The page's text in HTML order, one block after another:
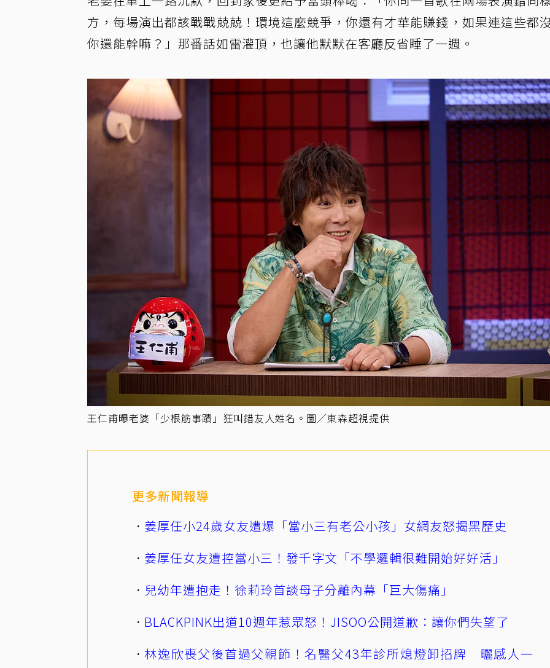
方，每場演出都該戰戰兢兢！環境這麼競爭，你還有才華能賺錢，如果連這些都
你還能幹嘛？」那番話如雷灌頂，也讓他默默在客廳反省睡了一週。
王仁甫曝老婆「少根筋事蹟」狂叫錯友人姓名。圖／東森超視提供
更多新聞報導
姜厚任小24歲女友遭爆「當小三有老公小孩」女網友怒揭黑歷史
姜厚任女友遭控當小三！發千字文「不學邏輯很難開始好好活」
兒幼年遭抱走！徐莉玲首談母子分離內幕「巨大傷痛」
BLACKPINK出道10週年惹眾怒！JISOO公開道歉：讓你們失望了
林逸欣喪父後首過父親節！名醫父43年診所熄燈卸招牌 曬感人一